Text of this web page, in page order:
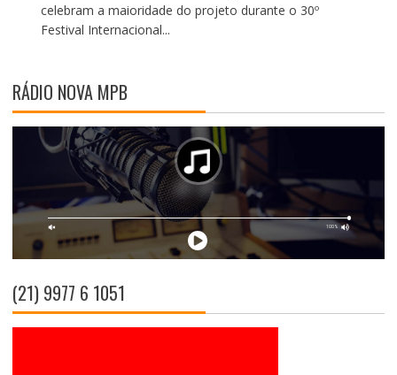
celebram a maioridade do projeto durante o 30º
Festival Internacional...
RÁDIO NOVA MPB
(21) 9977 6 1051